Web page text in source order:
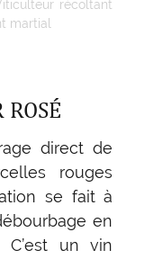
récoltant
martial
direct de
rouges
se fait à
en
C’est un vin